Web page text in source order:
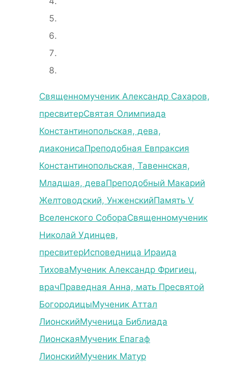
Священномученик Александр Сахаров,
пресвитерСвятая Олимпиада
Константинопольская, дева,
диаконисаПреподобная Евпраксия
Константинопольская, Тавеннская,
Младшая, деваПреподобный Макарий
Желтоводский, УнженскийПамять V
Вселенского СобораСвященномученик
Николай Удинцев,
пресвитерИсповедница Ираида
ТиховаМученик Александр Фригиец,
врачПраведная Анна, мать Пресвятой
БогородицыМученик Аттал
ЛионскийМученица Библиада
ЛионскаяМученик Епагаф
ЛионскийМученик Матур